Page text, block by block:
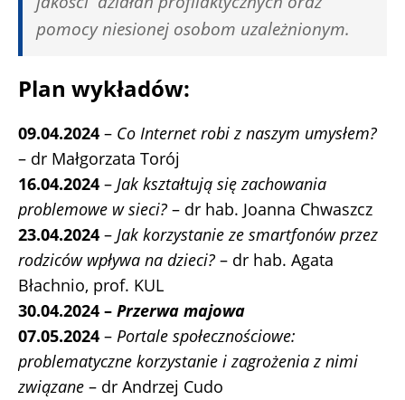
pomocy niesionej osobom uzależnionym.
Plan wykładów:
09.04.2024 – Co Internet robi z naszym umysłem?
– dr Małgorzata Torój
16.04.2024 – Jak kształtują się zachowania
problemowe w sieci? – dr hab. Joanna Chwaszcz
23.04.2024 – Jak korzystanie ze smartfonów przez
rodziców wpływa na dzieci? – dr hab. Agata
Błachnio, prof. KUL
30.04.2024 – Przerwa majowa
07.05.2024 – Portale społecznościowe:
problematyczne korzystanie i zagrożenia z nimi
związane – dr Andrzej Cudo